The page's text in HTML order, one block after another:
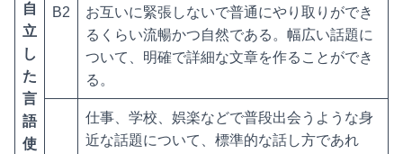
自
立
し
た
言
語
使
B2
お互いに緊張しないで普通にやり取りができ
るくらい流暢かつ自然である。幅広い話題に
ついて、明確で詳細な文章を作ることができ
る。
仕事、学校、娯楽などで普段出会うような身
近な話題について、標準的な話し方であれ